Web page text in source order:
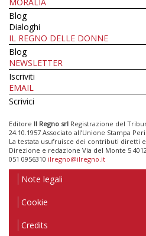
Blog
Dialoghi
IL REGNO DELLE DONNE
Blog
NEWSLETTER
Iscriviti
EMAIL
Scrivici
Editore Il Regno srl Registrazione del
24.10.1957 Associato all’Unione Stampa
La testata usufruisce dei contributi diretti
Direzione e redazione Via del Monte 5
051 0956310 ilregno@ilregno.it
Note legali
Cookie
Credits